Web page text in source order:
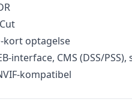
kort optagelse
interface, CMS (DSS/
kompatibel